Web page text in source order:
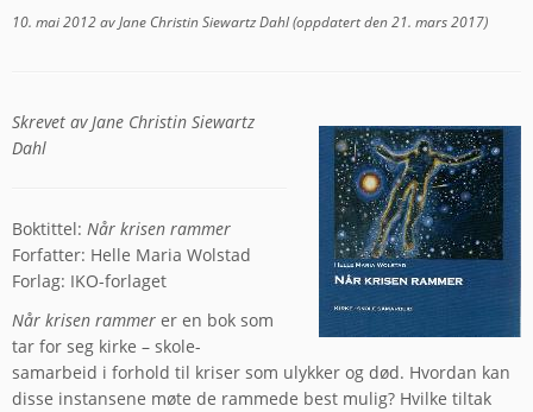
10. mai 2012avJane Christin Siewartz Dahl(oppdatert den21. mars 2017)
Skrevet av Jane Christin Siewartz
Dahl
Boktittel: Når krisen rammer
Forfatter: Helle Maria Wolstad
Forlag: IKO-forlaget
Når krisen rammer er en bok som
tar for seg kirke – skole-
samarbeid i forhold til kriser som ulykker og død. Hvordan kan
disse instansene møte de rammede best mulig? Hvilke tiltak